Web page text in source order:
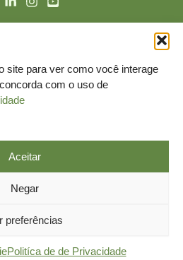
site para ver como você interage
com o uso de
Aceitar
Negar
preferências
Politíca de de Privacidade
Privacidade
do DPO
de Uso